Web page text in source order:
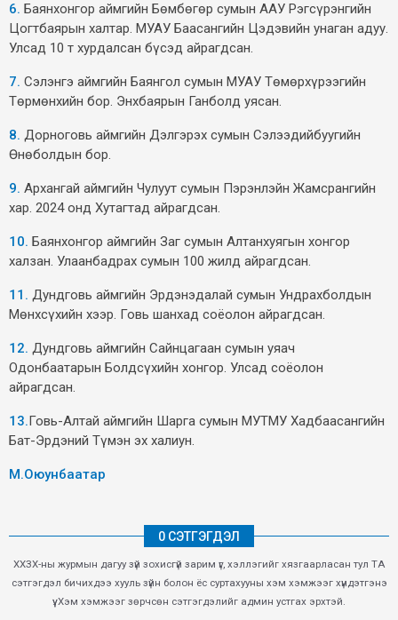
6. Баянхонгор аймгийн Бөмбөгөр сумын ААУ Рэгсүрэнгийн
Цогтбаярын халтар. МУАУ Баасангийн Цэдэвийн унаган адуу.
Улсад 10 т хурдалсан бүсэд айрагдсан.
7. Сэлэнгэ аймгийн Баянгол сумын МУАУ Төмөрхүрээгийн
Төрмөнхийн бор. Энхбаярын Ганболд уясан.
8. Дорноговь аймгийн Дэлгэрэх сумын Сэлээдийбуугийн
Өнөболдын бор.
9. Архангай аймгийн Чулуут сумын Пэрэнлэйн Жамсрангийн
хар. 2024 онд Хутагтад айрагдсан.
10. Баянхонгор аймгийн Заг сумын Алтанхуягын хонгор
халзан. Улаанбадрах сумын 100 жилд айрагдсан.
11. Дундговь аймгийн Эрдэнэдалай сумын Ундрахболдын
Мөнхсүхийн хээр. Говь шанхад соёолон айрагдсан.
12. Дундговь аймгийн Сайнцагаан сумын уяач
Одонбаатарын Болдсүхийн хонгор. Улсад соёолон
айрагдсан.
13.Говь-Алтай аймгийн Шарга сумын МУТМУ Хадбаасангийн
Бат-Эрдэний Түмэн эх халиун.
М.Оюунбаатар
0 СЭТГЭГДЭЛ
ХХЗХ-ны журмын дагуу зүй зохисгүй зарим үг, хэллэгийг хязгаарласан тул ТА
сэтгэгдэл бичихдээ хууль зүйн болон ёс суртахууны хэм хэмжээг хүндэтгэнэ
үү. Хэм хэмжээг зөрчсөн сэтгэгдэлийг админ устгах эрхтэй.